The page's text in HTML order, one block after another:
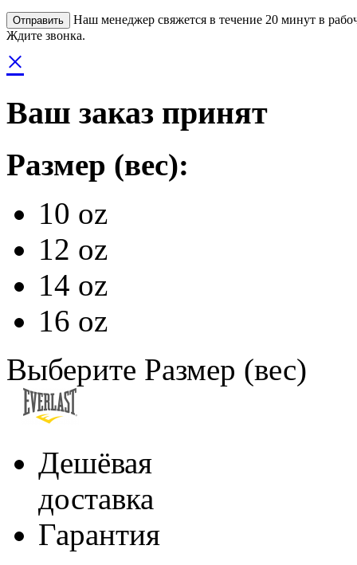
Наш менеджер свяжется в течение 20 минут в
Ждите звонка.
×
Ваш заказ принят
Размер (вес):
10 oz
12 oz
14 oz
16 oz
Выберите Размер (вес)
Дешёвая
доставка
Гарантия